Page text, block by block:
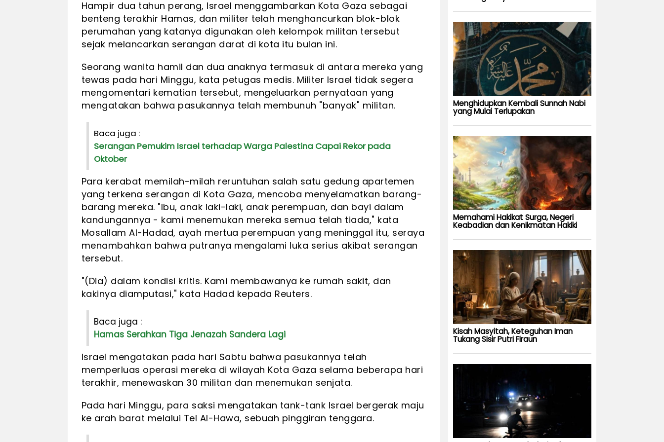
Hampir dua tahun perang, Israel menggambarkan Kota Gaza sebagai
benteng terakhir Hamas, dan militer telah menghancurkan blok-blok
perumahan yang katanya digunakan oleh kelompok militan tersebut
sejak melancarkan serangan darat di kota itu bulan ini.
Seorang wanita hamil dan dua anaknya termasuk di antara mereka yang
tewas pada hari Minggu, kata petugas medis. Militer Israel tidak segera
mengomentari kematian tersebut, mengeluarkan pernyataan yang
mengatakan bahwa pasukannya telah membunuh "banyak" militan.
Baca juga :
Serangan Pemukim Israel terhadap Warga Palestina Capai Rekor pada
Oktober
Para kerabat memilah-milah reruntuhan salah satu gedung apartemen
yang terkena serangan di Kota Gaza, mencoba menyelamatkan barang-
barang mereka. "Ibu, anak laki-laki, anak perempuan, dan bayi dalam
kandungannya - kami menemukan mereka semua telah tiada," kata
Mosallam Al-Hadad, ayah mertua perempuan yang meninggal itu, seraya
menambahkan bahwa putranya mengalami luka serius akibat serangan
tersebut.
"(Dia) dalam kondisi kritis. Kami membawanya ke rumah sakit, dan
kakinya diamputasi," kata Hadad kepada Reuters.
Baca juga :
Hamas Serahkan Tiga Jenazah Sandera Lagi
Israel mengatakan pada hari Sabtu bahwa pasukannya telah
memperluas operasi mereka di wilayah Kota Gaza selama beberapa hari
terakhir, menewaskan 30 militan dan menemukan senjata.
Pada hari Minggu, para saksi mengatakan tank-tank Israel bergerak maju
ke arah barat melalui Tel Al-Hawa, sebuah pinggiran tenggara.
Menghidupkan Kembali Sunnah Nabi
yang Mulai Terlupakan
Memahami Hakikat Surga, Negeri
Keabadian dan Kenikmatan Hakiki
Kisah Masyitah, Keteguhan Iman
Tukang Sisir Putri Firaun